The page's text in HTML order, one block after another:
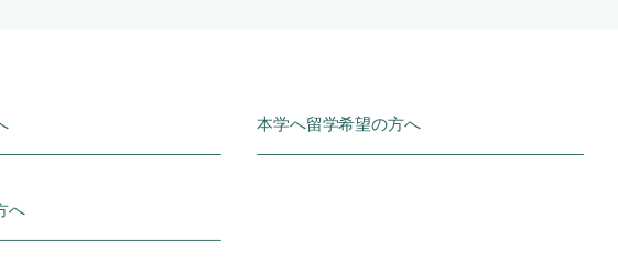
本学へ留学希望の方へ
へ